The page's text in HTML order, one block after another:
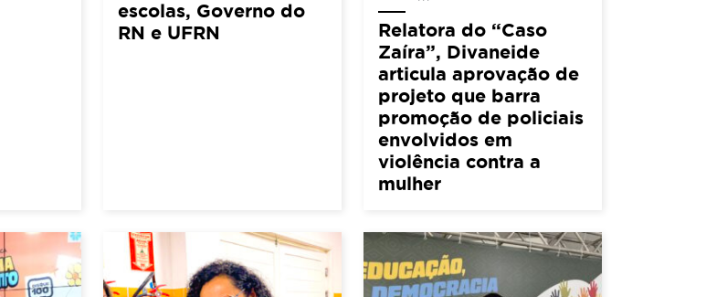
escolas, Governo do
RN e UFRN
Relatora do “Caso
Zaíra”, Divaneide
articula aprovação de
projeto que barra
promoção de policiais
envolvidos em
violência contra a
mulher